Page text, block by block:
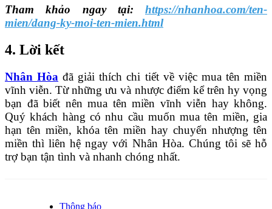
Tham khảo ngay tại: https://nhanhoa.com/ten-
mien/dang-ky-moi-ten-mien.html
4. Lời kết
Nhân Hòa đã giải thích chi tiết về việc mua tên miền
vĩnh viễn. Từ những ưu và nhược điểm kể trên hy vọng
bạn đã biết nên mua tên miền vĩnh viễn hay không.
Quý khách hàng có nhu cầu muốn mua tên miền, gia
hạn tên miền, khóa tên miền hay chuyển nhượng tên
miền thì liên hệ ngay với Nhân Hòa. Chúng tôi sẽ hỗ
trợ bạn tận tình và nhanh chóng nhất.
Thông báo